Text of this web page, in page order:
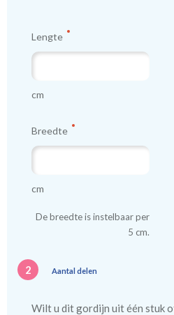
Lengte
cm
Breedte
cm
De breedte is instelbaar per
5 cm.
2 Aantal delen
Wilt u dit gordijn uit één stuk